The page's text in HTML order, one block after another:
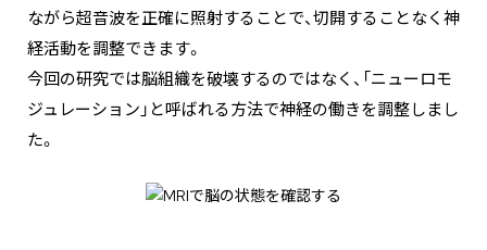
ながら超音波を正確に照射することで、切開することなく神
経活動を調整できます。
今回の研究では脳組織を破壊するのではなく、「ニューロモ
ジュレーション」と呼ばれる方法で神経の働きを調整しまし
た。